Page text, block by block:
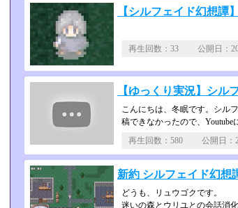
【シルフェイド幻想
再生回数：33 公開日：
【ゆっくり実況】シル
こんにちは、冬眠です。シル
稿できなかったので、Youtube
再生回数：580 公開日
新約 シルフェイド幻想
どうも、リュウゴクです。
迷いの森とウリユとの会話消化